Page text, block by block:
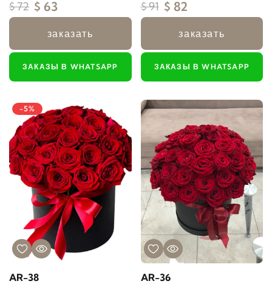
$ 72 $ 63
заказать
ЗАКАЗЫ В WHATSAPP
$ 91 $ 82
заказать
ЗАКАЗЫ В WHATSAPP
-5%
AR-38
AR-36